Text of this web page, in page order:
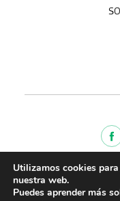
Trabaja
Utilizamos cookies
nuestra web.
Puedes aprender más